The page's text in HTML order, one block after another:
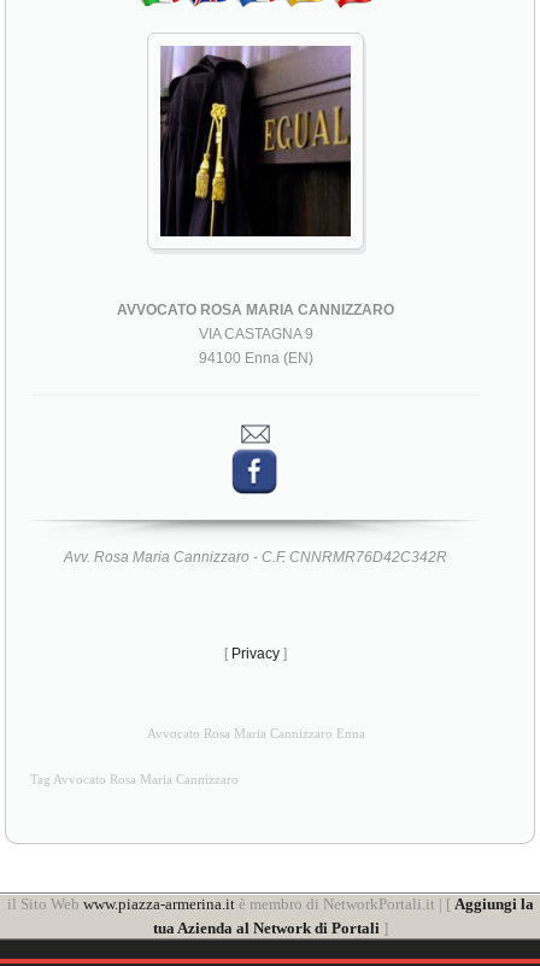
AVVOCATO ROSA MARIA CANNIZZARO
VIA CASTAGNA 9
94100 Enna (EN)
Avv. Rosa Maria Cannizzaro - C.F. CNNRMR76D42C342R
[ Privacy ]
Avvocato Rosa Maria Cannizzaro Enna
Tag Avvocato Rosa Maria Cannizzaro
il Sito Web www.piazza-armerina.itè membro di NetworkPortali.it | [ Aggiungi la
tua Azienda al Network di Portali ]